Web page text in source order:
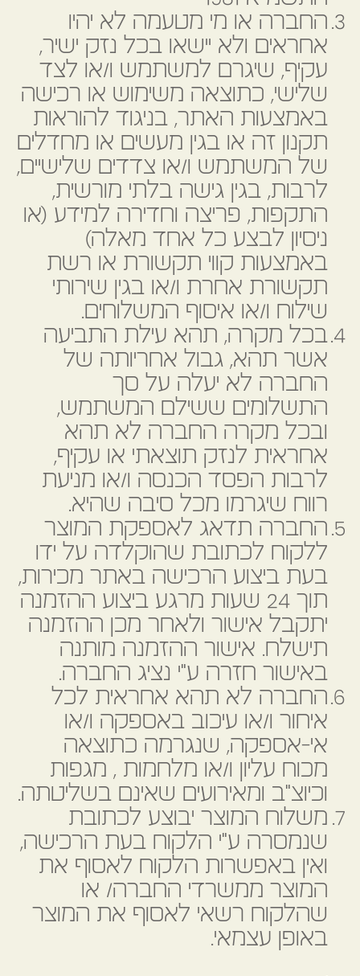
החברה או מי מטעמה לא יהיו
אחראים ולא יישאו בכל נזק ישיר,
עקיף, שיגרם למשתמש ו/או לצד
שלישי, כתוצאה משימוש או רכישה
באמצעות האתר, בניגוד להוראות
תקנון זה או בגין מעשים או מחדלים
של המשתמש ו/או צדדים שלישיים,
לרבות, בגין גישה בלתי מורשית,
התקפות, פריצה וחדירה למידע (או
ניסיון לבצע כל אחד מאלה)
באמצעות קווי תקשורת או רשת
תקשורת אחרת ו/או בגין שירותי
שילוח ו/או איסוף המשלוחים.
בכל מקרה, תהא עילת התביעה
אשר תהא, גבול אחריותה של
החברה לא יעלה על סך
התשלומים ששילם המשתמש,
ובכל מקרה החברה לא תהא
אחראית לנזק תוצאתי או עקיף,
לרבות הפסד הכנסה ו/או מניעת
רווח שיגרמו מכל סיבה שהיא.
החברה תדאג לאספקת המוצר
ללקוח לכתובת שהוקלדה על ידו
בעת ביצוע הרכישה באתר מכירות,
תוך 24 שעות מרגע ביצוע ההזמנה
יתקבל אישור ולאחר מכן ההזמנה
תישלח. אישור ההזמנה מותנה
באישור חזרה ע"י נציג החברה.
החברה לא תהא אחראית לכל
איחור ו/או עיכוב באספקה ו/או
אי-אספקה, שנגרמה כתוצאה
מכוח עליון ו/או מלחמות , מגפות
וכיוצ"ב ומאירועים שאינם בשליטתה.
משלוח המוצר יבוצע לכתובת
שנמסרה ע"י הלקוח בעת הרכישה,
ואין באפשרות הלקוח לאסוף את
המוצר ממשרדי החברה/ או
שהלקוח רשאי לאסוף את המוצר
באופן עצמאי.